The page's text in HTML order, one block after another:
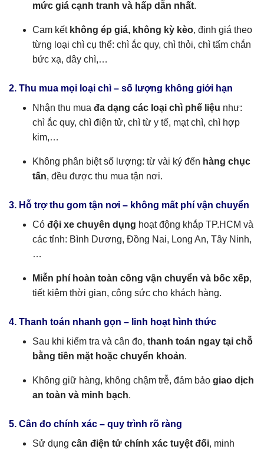
mức giá cạnh tranh và hấp dẫn nhất.
Cam kết không ép giá, không kỳ kèo, định giá theo
từng loại chì cụ thể: chì ắc quy, chì thỏi, chì tấm chắn
bức xạ, dây chì,…
2. Thu mua mọi loại chì – số lượng không giới hạn
Nhận thu mua đa dạng các loại chì phế liệu như:
chì ắc quy, chì điện tử, chì từ y tế, mạt chì, chì hợp
kim,…
Không phân biệt số lượng: từ vài ký đến hàng chục
tấn, đều được thu mua tận nơi.
3. Hỗ trợ thu gom tận nơi – không mất phí vận chuyển
Có đội xe chuyên dụng hoạt động khắp TP.HCM và
các tỉnh: Bình Dương, Đồng Nai, Long An, Tây Ninh,
…
Miễn phí hoàn toàn công vận chuyển và bốc xếp,
tiết kiệm thời gian, công sức cho khách hàng.
4. Thanh toán nhanh gọn – linh hoạt hình thức
Sau khi kiểm tra và cân đo, thanh toán ngay tại chỗ
bằng tiền mặt hoặc chuyển khoản.
Không giữ hàng, không chậm trễ, đảm bảo giao dịch
an toàn và minh bạch.
5. Cân đo chính xác – quy trình rõ ràng
Sử dụng cân điện tử chính xác tuyệt đối, minh